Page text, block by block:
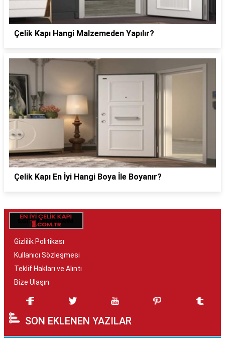
Çelik Kapı Hangi Malzemeden Yapılır?
Çelik Kapı En İyi Hangi Boya İle Boyanır?
Gizlilik Politikası
Kullanıcı Sözleşmesi
Teklif Hakları ve Alıntı
Bize Ulaşın
SON EKLENEN YAZILAR